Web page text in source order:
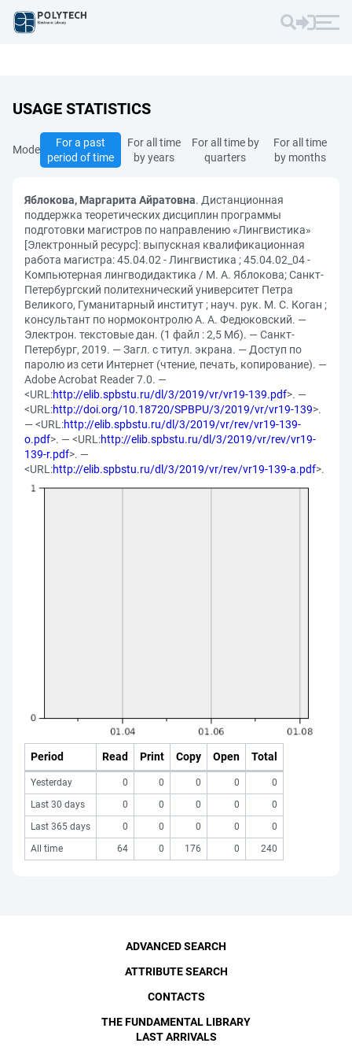
USAGE STATISTICS
Mode
For a past
period of time
For all time
by years
For all time by
quarters
For all time
by months
Яблокова, Маргарита Айратовна. Дистанционная
поддержка теоретических дисциплин программы
подготовки магистров по направлению «Лингвистика»
[Электронный ресурс]: выпускная квалификационная
работа магистра: 45.04.02 - Лингвистика ; 45.04.02_04 -
Компьютерная лингводидактика / М. А. Яблокова; Санкт-
Петербургский политехнический университет Петра
Великого, Гуманитарный институт ; науч. рук. М. С. Коган ;
консультант по нормоконтролю А. А. Федюковский. —
Электрон. текстовые дан. (1 файл : 2,5 Мб). — Санкт-
Петербург, 2019. — Загл. с титул. экрана. — Доступ по
паролю из сети Интернет (чтение, печать, копирование). —
Adobe Acrobat Reader 7.0. —
<URL:http://elib.spbstu.ru/dl/3/2019/vr/vr19-139.pdf>. —
<URL:http://doi.org/10.18720/SPBPU/3/2019/vr/vr19-139>.
— <URL:http://elib.spbstu.ru/dl/3/2019/vr/rev/vr19-139-
o.pdf>. — <URL:http://elib.spbstu.ru/dl/3/2019/vr/rev/vr19-
139-r.pdf>. —
<URL:http://elib.spbstu.ru/dl/3/2019/vr/rev/vr19-139-a.pdf>.
Period Read Print Copy Open Total
Yesterday 0 0 0 0
0
Last 30 days
0 0 0 0
0
Last 365 days
0 0 0 0
0
All time
64 0 176 0 240
ADVANCED SEARCH
ATTRIBUTE SEARCH
CONTACTS
THE FUNDAMENTAL LIBRARY
LAST ARRIVALS